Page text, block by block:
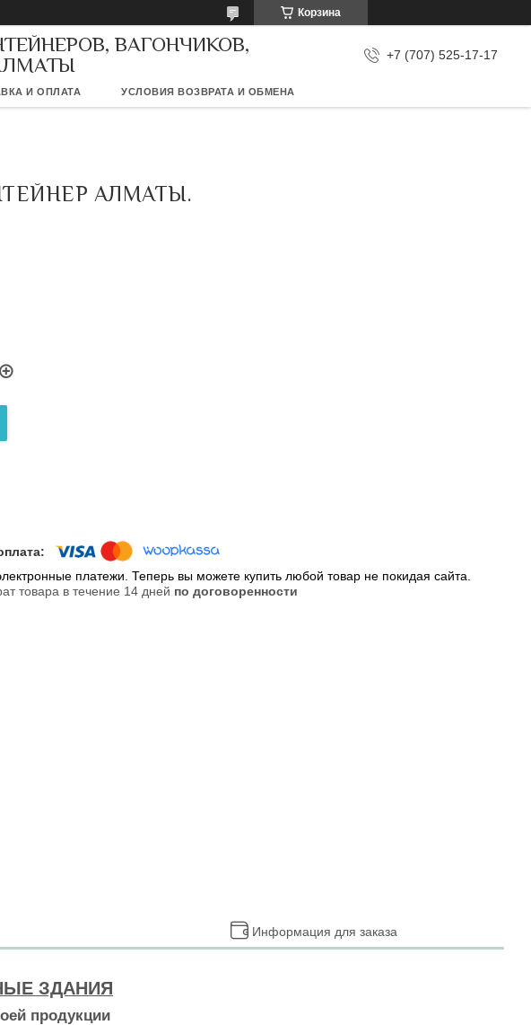
Корзина
ВАГОНЧИКОВ,
+7 (707) 525-17-17
И ОПЛАТА УСЛОВИЯ ВОЗВРАТА И ОБМЕНА
АЛМАТЫ.
платежи. Теперь вы можете купить любой товар не покидая сайта.
товара в течение 14 дней по договоренности
Информация для заказа
ЗДАНИЯ
продукции